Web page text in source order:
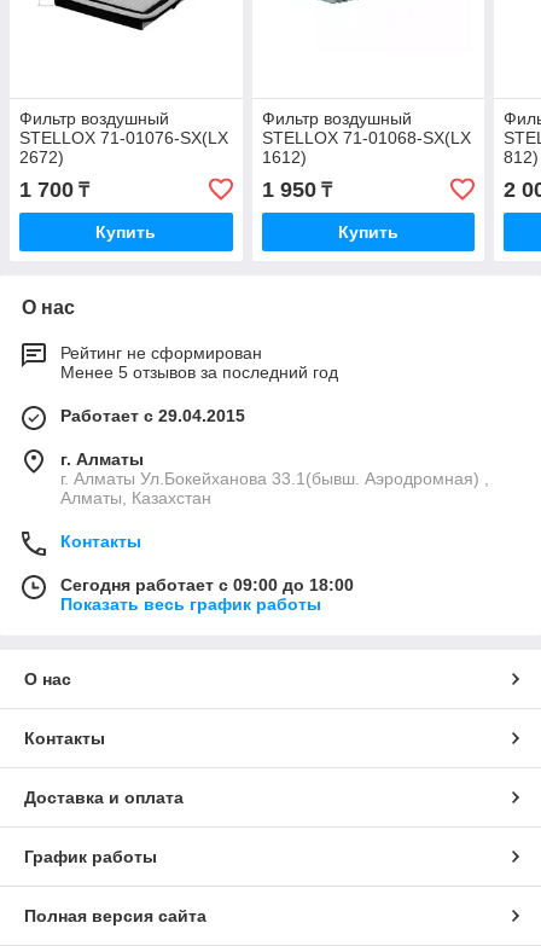
Фильтр воздушный
STELLOX 71-01076-SX(LX
2672)
1 700 ₸
Купить
Фильтр воздушный
STELLOX 71-01068-SX(LX
1612)
1 950₸
Купить
812)
2
О нас
Рейтинг не сформирован
Менее 5 отзывов за последний год
Работает с 29.04.2015
г. Алматы
г. Алматы Ул.Бокейханова 33.1(бывш. Аэродромная) ,
Алматы, Казахстан
Контакты
Сегодня работает с 09:00 до 18:00
Показать весь график работы
О нас
Контакты
Доставка и оплата
График работы
Полная версия сайта